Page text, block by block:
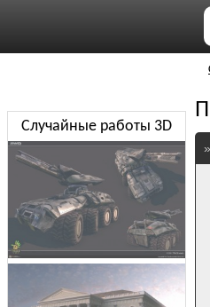
Случайные работы 3D